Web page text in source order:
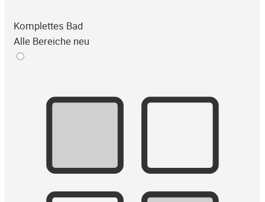
Komplettes Bad
Alle Bereiche neu